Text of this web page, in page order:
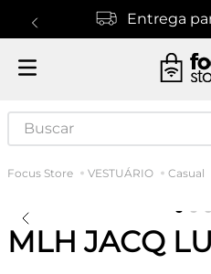
Entrega
Buscar
VESTUÁRIO Casual
MLH JACQ